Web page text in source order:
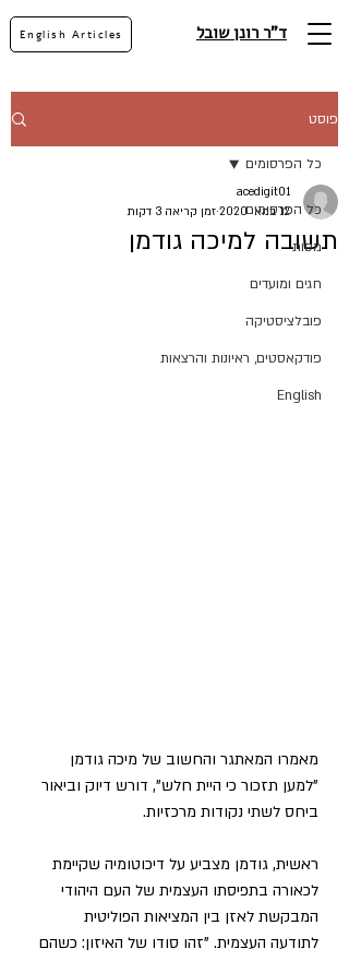
ד"ר רונן שובל English Articles
פוסט
כל הפרסומים
מסות
חגים ומועדים
פובלציסטיקה
פודקאסטים, ראיונות והרצאות
English
כל הפרסומים
תשובה למיכה גודמן
acedigit01
12 במאי 2020
זמן קריאה 3 דקות
מאמרו המאתגר והחשוב של מיכה גודמן
"למען תזכור כי היית חלש", דורש דיוק וביאור
ביחס לשתי נקודות מרכזיות.
ראשית, גודמן מצביע על דיכוטומיה שקיימת
לכאורה בתפיסתו העצמית של העם היהודי
המבקשת לאזן בין המציאות הפוליטית
לתודעה העצמית. "זהו סודו של האיזון: כשהם